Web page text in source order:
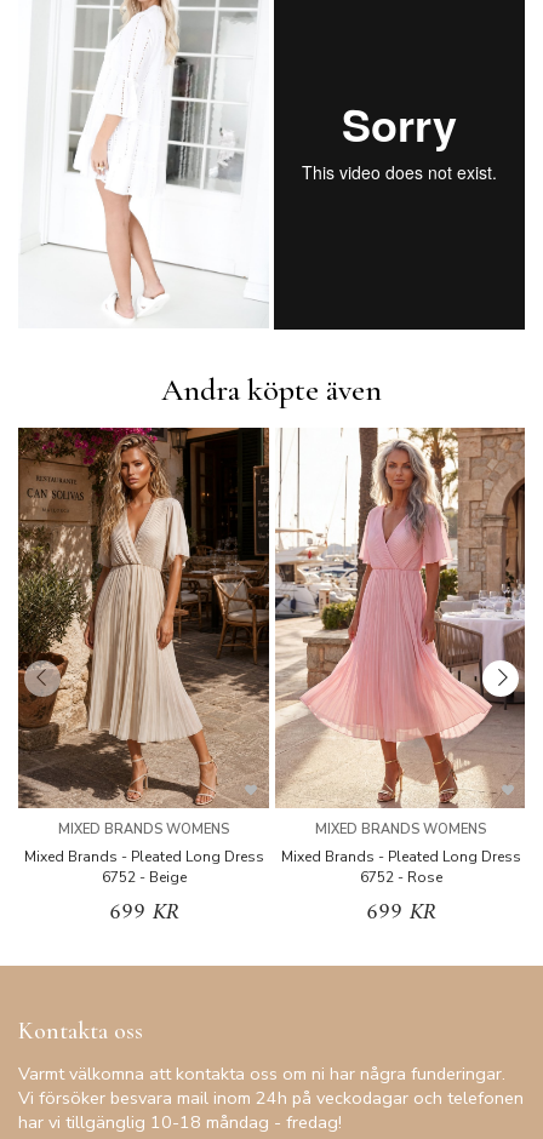
Andra köpte även
MIXED BRANDS WOMENS
Mixed Brands - Pleated Long Dress
6752 - Beige
699 KR
MIXED BRANDS WOMENS
Mixed Brands - Pleated Long Dress
6752 - Rose
699 KR
Kontakta oss
Varmt välkomna att kontakta oss om ni har några funderingar.
Vi försöker besvara mail inom 24h på veckodagar och telefonen
har vi tillgänglig 10-18 måndag - fredag!